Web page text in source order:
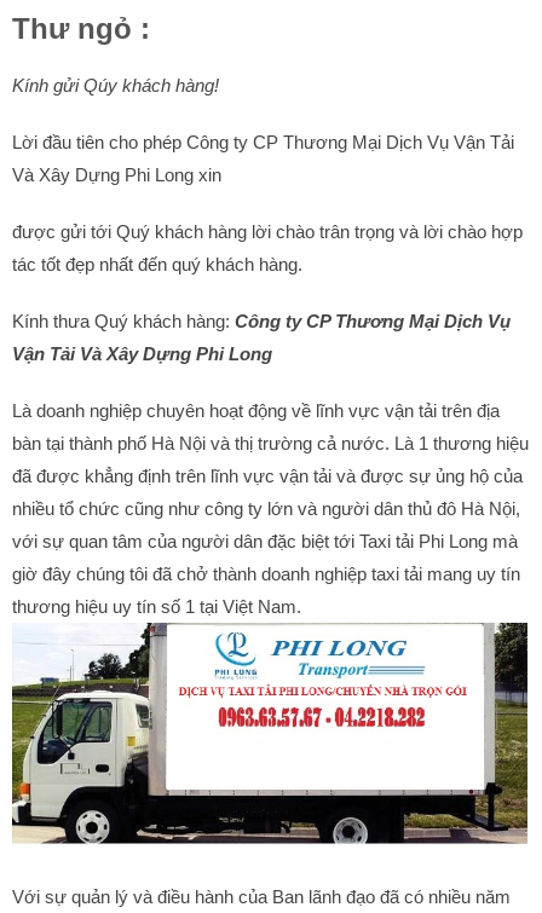
Thư ngỏ :
Kính gửi Qúy khách hàng!
Lời đầu tiên cho phép Công ty CP Thương Mại Dịch Vụ Vận Tải
Và Xây Dựng Phi Long xin
được gửi tới Quý khách hàng lời chào trân trọng và lời chào hợp
tác tốt đẹp nhất đến quý khách hàng.
Kính thưa Quý khách hàng: Công ty CP Thương Mại Dịch Vụ
Vận Tải Và Xây Dựng Phi Long
Là doanh nghiệp chuyên hoạt động về lĩnh vực vận tải trên địa
bàn tại thành phố Hà Nội và thị trường cả nước. Là 1 thương hiệu
đã được khẳng định trên lĩnh vực vận tải và được sự ủng hộ của
nhiều tổ chức cũng như công ty lớn và người dân thủ đô Hà Nội,
với sự quan tâm của người dân đặc biệt tới Taxi tải Phi Long mà
giờ đây chúng tôi đã chở thành doanh nghiệp taxi tải mang uy tín
thương hiệu uy tín số 1 tại Việt Nam.
Với sự quản lý và điều hành của Ban lãnh đạo đã có nhiều năm